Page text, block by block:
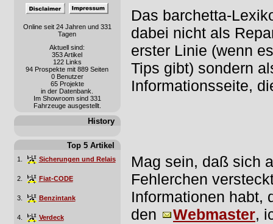
Online seit 24 Jahren und 331
Tagen
Aktuell sind:
353 Artikel
122 Links
94 Prospekte mit 889 Seiten
0 Benutzer
65 Projekte
in der Datenbank.
Im Showroom sind 331
Fahrzeuge ausgestellt.
History
Top 5 Artikel
1. Sicherungen und Relais
2. Fiat-CODE
3. Benzintank
4. Verdeck
Das barchetta-
dabei nicht als
erster Linie (wenn
Tips gibt) sondern
Informationsseite,
Mag sein, daß sich
Fehlerchen
Informationen habt,
den
Webmaster,